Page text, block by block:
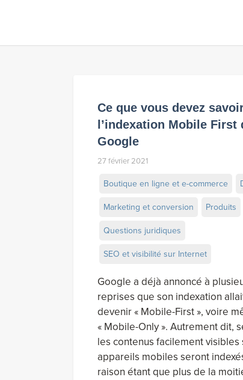
Ce que vous devez
l’indexation Mobile First
Google
27 février 2021
Boutique en ligne et e-commerce
Marketing et conversion Produits
Questions juridiques
SEO et visibilité sur Internet
Google a déjà annoncé à
reprises que son indexation
devenir « Mobile-First », voire
« Mobile-Only ». Autrement dit,
les contenus facilement visibles
appareils mobiles seront
raison étant que plus de la